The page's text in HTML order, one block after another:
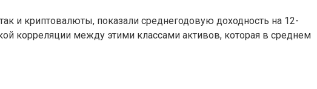
и криптовалюты, показали среднегодовую доходность на 12-
корреляции между этими классами активов, которая в среднем